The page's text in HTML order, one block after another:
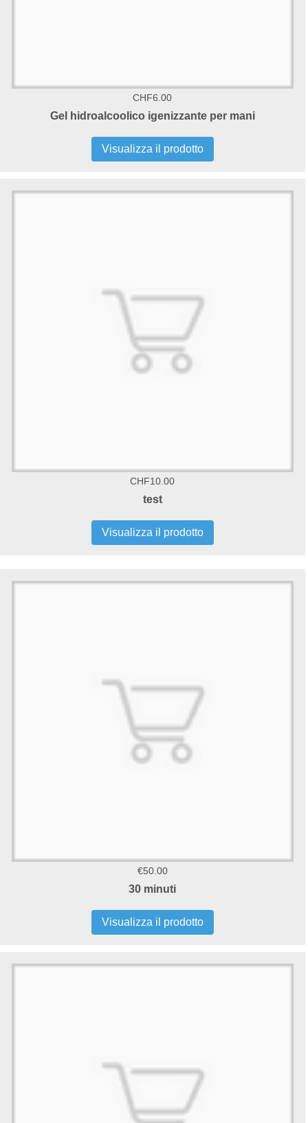
CHF6.00
Gel hidroalcoolico igenizzante per mani
Visualizza il prodotto
CHF10.00
test
Visualizza il prodotto
€50.00
30 minuti
Visualizza il prodotto